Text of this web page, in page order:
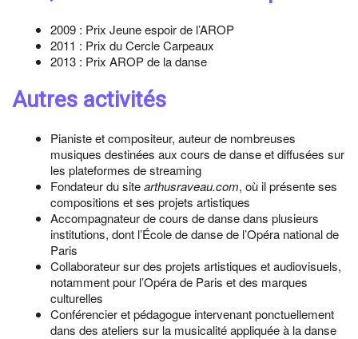
2009 : Prix Jeune espoir de l’AROP
2011 : Prix du Cercle Carpeaux
2013 : Prix AROP de la danse
Autres activités
Pianiste et compositeur, auteur de nombreuses
musiques destinées aux cours de danse et diffusées sur
les plateformes de streaming
Fondateur du sitearthusraveau.com, où il présente ses
compositions et ses projets artistiques
Accompagnateur de cours de danse dans plusieurs
institutions, dont l’École de danse de l’Opéra national de
Paris
Collaborateur sur des projets artistiques et audiovisuels,
notamment pour l’Opéra de Paris et des marques
culturelles
Conférencier et pédagogue intervenant ponctuellement
dans des ateliers sur la musicalité appliquée à la danse